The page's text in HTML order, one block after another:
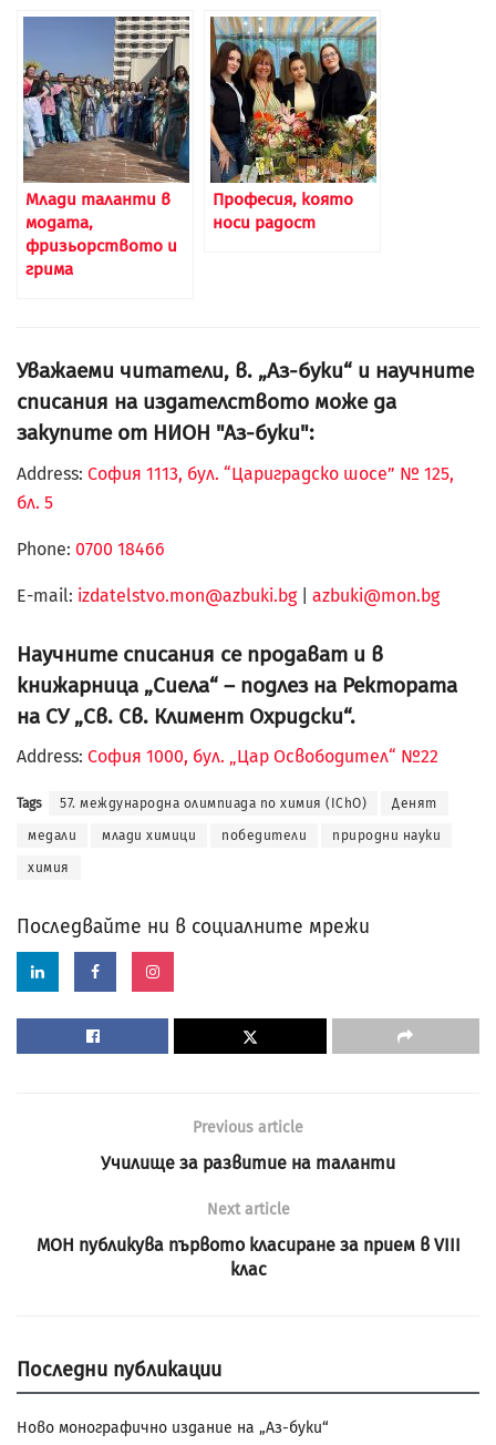
Млади таланти в
модата,
фризьорството и
грима
Професия, която
носи радост
Уважаеми читатели, в. „Аз-буки“ и научните
списания на издателството може да
закупите от НИОН "Аз-буки":
Address: София 1113, бул. “Цариградско шосе” № 125,
бл. 5
Phone: 0700 18466
Е-mail: izdatelstvo.mon@azbuki.bg| azbuki@mon.bg
Научните списания се продават и в
книжарница „Сиела“ – подлез на Ректората
на СУ „Св. Св. Климент Охридски“.
Address: София 1000, бул. „Цар Освободител“ №22
Tags 57. международна олимпиада по химия (IChO) Денят
медали млади химици победители природни науки
химия
Последвайте ни в социалните мрежи
Previous article
Училище за развитие на таланти
Next article
МОН публикува първото класиране за прием в VIII
клас
Последни публикации
Ново монографично издание на „Аз-буки“